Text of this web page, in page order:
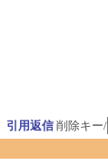
引用返信 削除キー/